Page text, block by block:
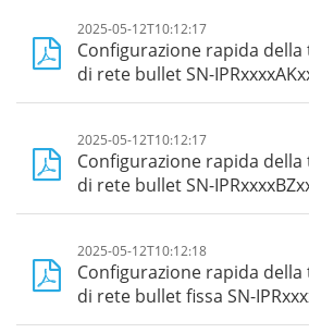
2025-05-12T10:12:17
Configurazione rapida della
di rete bullet SN-
Guide_Web 5.0
2025-05-12T10:12:17
Configurazione rapida della
di rete bullet SN-
Guide_Web 5.0
2025-05-12T10:12:18
Configurazione rapida della
di rete bullet fissa SN-
Guide_Web 5.0